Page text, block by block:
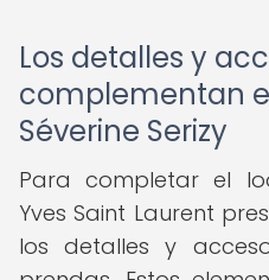
Los detalles y
complementan
Séverine Serizy
Para completar el
Yves Saint Laurent
los detalles y